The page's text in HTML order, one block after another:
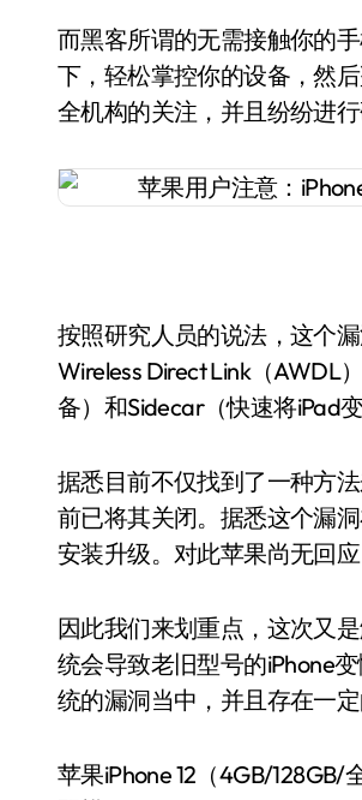
而黑客所谓的无需接触你的
下，轻松掌控你的设备，然
全机构的关注，并且纷纷进
按照研究人员的说法，这个
Wireless Direct Link（AWDL
备）和Sidecar（快速将iPad
据悉目前不仅找到了一种方
前已将其关闭。据悉这个漏
安装升级。对此苹果尚无回
因此我们来划重点，这次又
统会导致老旧型号的iPhone
统的漏洞当中，并且存在一定
苹果iPhone 12（4GB/